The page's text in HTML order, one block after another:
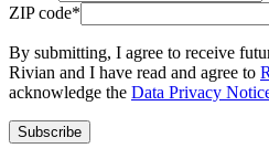
ZIP code*
By submitting, I agree to receive
Rivian and I have read and agree to
acknowledge the Data Privacy
Subscribe